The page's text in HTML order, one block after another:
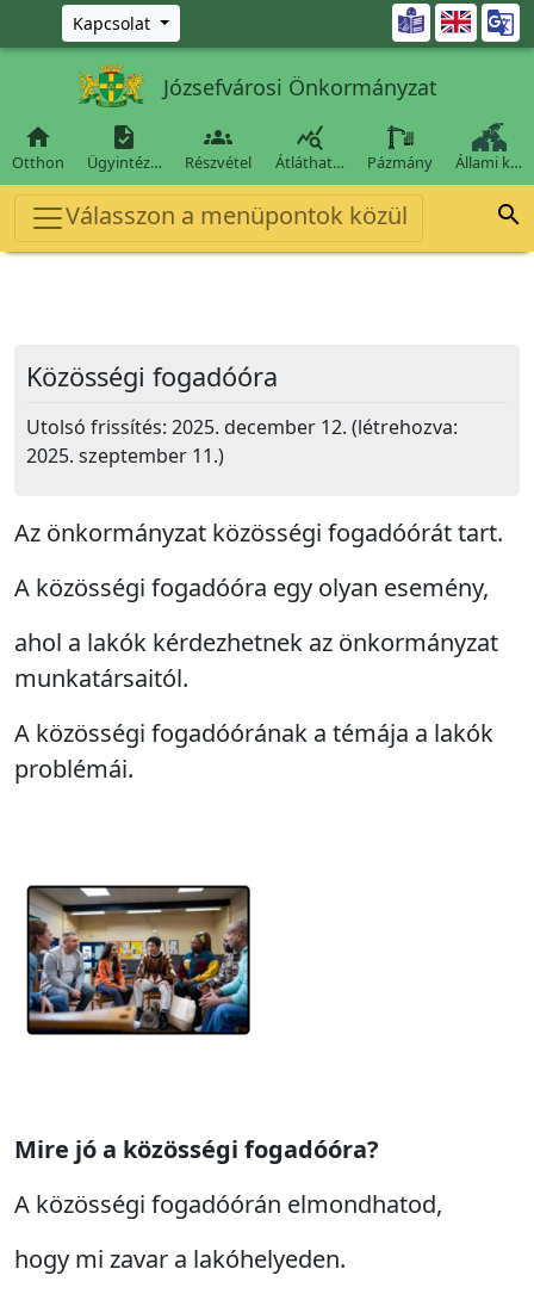
Ugrás a fő tartalomra
Kapcsolat 
Józsefvárosi Önkormányzat

Otthon

Ügyintéz…

Részvétel

Átláthat… Pázmány Állami k…
Válasszon a menüpontok közül 
Közösségi fogadóóra
Utolsó frissítés: 2025. december 12. (létrehozva:
2025. szeptember 11.)
Az önkormányzat közösségi fogadóórát tart.
A közösségi fogadóóra egy olyan esemény,
ahol a lakók kérdezhetnek az önkormányzat
munkatársaitól.
A közösségi fogadóórának a témája a lakók
problémái.
Mire jó a közösségi fogadóóra?
A közösségi fogadóórán elmondhatod,
hogy mi zavar a lakóhelyeden.